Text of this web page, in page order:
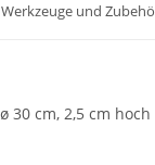
Werkzeuge und